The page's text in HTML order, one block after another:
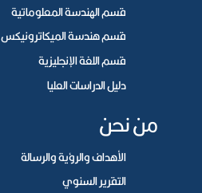
قسم الهندسة المعلوماتية
قسم هندسة الميكاترونيكس
قسم اللغة الإنجليزية
دليل الدراسات العليا
من نحن
الأهداف والرؤية والرسالة
التقرير السنوي